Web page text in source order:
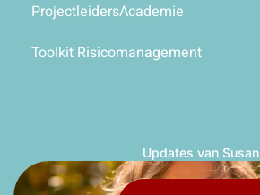
ProjectleidersAcademie
Toolkit Risicomanagement
Updates van Susan